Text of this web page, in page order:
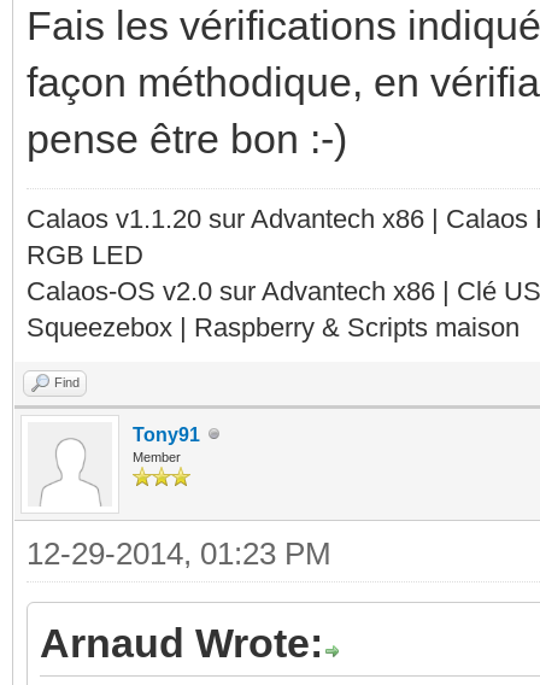
Fais les vérifications
façon méthodique, en
pense être bon :-)
Calaos v1.1.20 sur Advantech x86 |
RGB LED
Calaos-OS v2.0 sur Advantech x86 | Clé
Squeezebox | Raspberry & Scripts maison
Find
Tony91
Member
12-29-2014, 01:23 PM
Arnaud Wrote: